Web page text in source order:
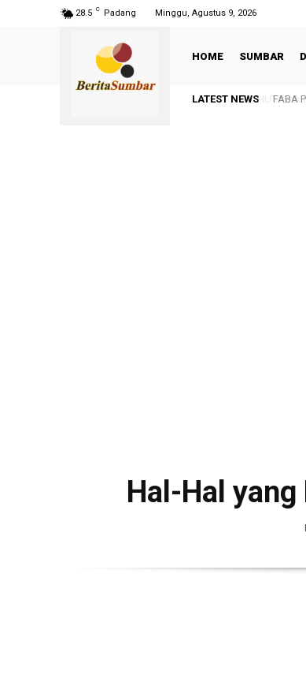
28.5 C Padang Minggu, Agustus 9, 2026
HOME SUMBAR
LATEST NEWS FABA
Hal-Hal